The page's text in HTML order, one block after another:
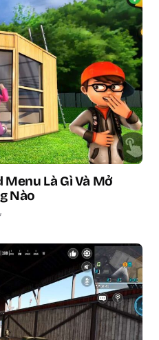
Là Gì Và Mở
Nào